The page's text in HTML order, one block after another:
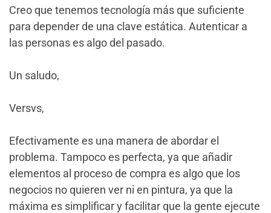
Creo que tenemos tecnología más que suficiente
para depender de una clave estática. Autenticar a
las personas es algo del pasado.
Un saludo,
Versvs,
Efectivamente es una manera de abordar el
problema. Tampoco es perfecta, ya que añadir
elementos al proceso de compra es algo que los
negocios no quieren ver ni en pintura, ya que la
máxima es simplificar y facilitar que la gente ejecute